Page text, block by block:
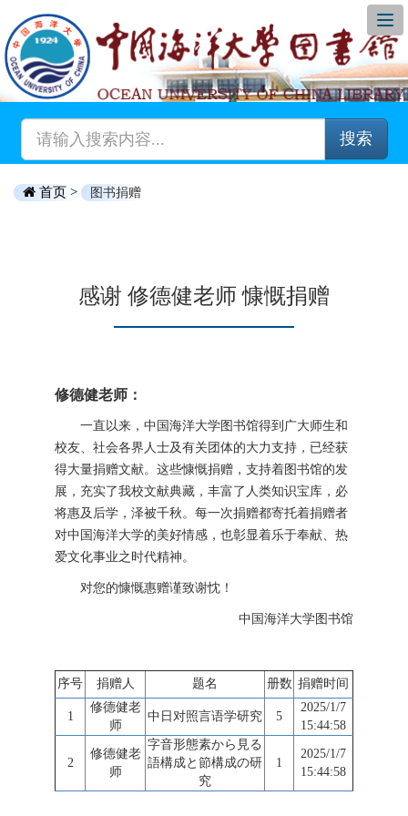
搜索
首页 > 图书捐赠
感谢 修德健老师 慷慨捐赠
修德健老师：
一直以来，中国海洋大学图书馆得到广大师生和
校友、社会各界人士及有关团体的大力支持，已经获
得大量捐赠文献。这些慷慨捐赠，支持着图书馆的发
展，充实了我校文献典藏，丰富了人类知识宝库，必
将惠及后学，泽被千秋。每一次捐赠都寄托着捐赠者
对中国海洋大学的美好情感，也彰显着乐于奉献、热
爱文化事业之时代精神。
对您的慷慨惠赠谨致谢忱！
中国海洋大学图书馆
序号 捐赠人 题名 册数 捐赠时间
1
修德健老
师
中日对照言语学研究 5
2025/1/7
15:44:58
2
修德健老
师
字音形態素から見る
語構成と節構成の研
究
1
2025/1/7
15:44:58